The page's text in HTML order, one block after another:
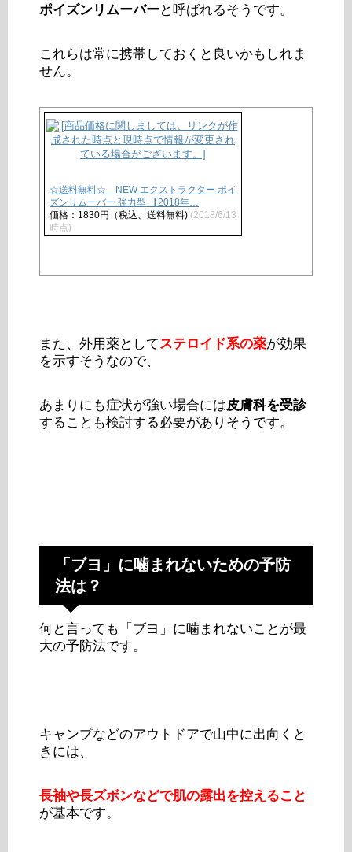
ポイズンリムーバーと呼ばれるそうです。
これらは常に携帯しておくと良いかもしれま
せん。
☆送料無料☆ NEW エクストラクター ポイ
ズンリムーバー 強力型 【2018年…
価格：1830円（税込、送料無料) (2018/6/13
時点)
また、外用薬としてステロイド系の薬が効果
を示すそうなので、
あまりにも症状が強い場合には皮膚科を受診
することも検討する必要がありそうです。
「ブヨ」に噛まれないための予防
法は？
何と言っても「ブヨ」に噛まれないことが最
大の予防法です。
キャンプなどのアウトドアで山中に出向くと
きには、
長袖や長ズボンなどで肌の露出を控えること
が基本です。